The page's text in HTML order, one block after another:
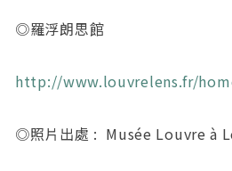
◎羅浮朗思館
http://www.louvrelens.fr/
◎照片出處 : Musée Louvre à